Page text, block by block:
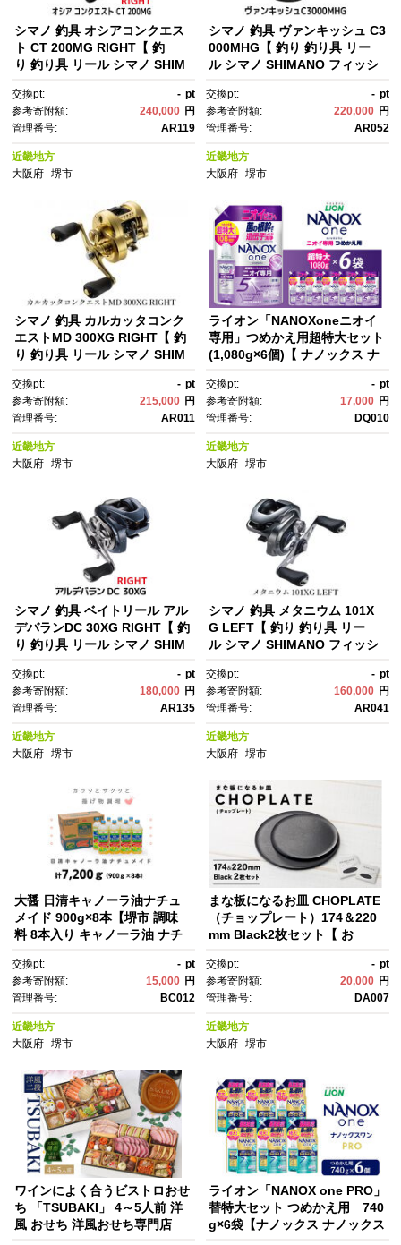
シマノ 釣具 オシアコンクエス
ト CT 200MG RIGHT【 釣
り 釣り具 リール シマノ SHIM
ア スポーツ 魚 人気 おすす
め 大阪府 堺市】
交換pt: - pt
参考寄附額:
240,000 円
管理番号:
AR119
近畿地方
大阪府
堺市
シマノ 釣具 ヴァンキッシュ C3
000MHG【 釣り 釣り具 リー
ル シマノ SHIMANO フィッシ
気 おすすめ 大阪府 堺市】
交換pt: - pt
参考寄附額:
220,000 円
管理番号:
AR052
近畿地方
大阪府 堺市
シマノ 釣具 カルカッタコンク
エストMD 300XG RIGHT【 釣
り 釣り具 リール シマノ SHIM
ア スポーツ 魚 人気 おすす
め 大阪府 堺市】
交換pt: - pt
参考寄附額:
215,000 円
管理番号:
AR011
近畿地方
大阪府
堺市
ライオン「NANOXoneニオイ
専用」つめかえ用超特大セット
(1,080g×6個)【 ナノックス ナ
め替え用 人気 おすすめ 日用
品 消耗品 大阪 堺市】
交換pt: - pt
参考寄附額:
17,000 円
管理番号:
DQ010
近畿地方
大阪府 堺市
シマノ 釣具 ベイトリール アル
デバランDC 30XG RIGHT【 釣
り 釣り具 リール シマノ SHIM
ア スポーツ 魚 人気 おすす
め 大阪府 堺市】
交換pt: - pt
参考寄附額:
180,000 円
管理番号:
AR135
近畿地方
大阪府
堺市
シマノ 釣具 メタニウム 101X
G LEFT【 釣り 釣り具 リー
ル シマノ SHIMANO フィッシ
気 おすすめ 大阪府 堺市】
交換pt: - pt
参考寄附額:
160,000 円
管理番号:
AR041
近畿地方
大阪府 堺市
大醤 日清キャノーラ油ナチュ
メイド 900g×8本【堺市 調味
料 8本入り キャノーラ油 ナチ
物 炒め物 洋食 和食 軽い風
味 人気 おすすめ オイル料理 調
理油 お取り寄せ 通販 送料無
料 ふるさと納税】
交換pt: - pt
参考寄附額:
15,000 円
管理番号:
BC012
近畿地方
大阪府
堺市
まな板になるお皿 CHOPLATE
（チョップレート）174＆220
mm Black2枚セット【 お
ト 耐久性 高品質 おしゃれ アウ
トドア ホームパーティ ブラッ
ク 人気 おすすめ 調理器具 食
器 大阪府 堺市】
交換pt: - pt
参考寄附額:
20,000 円
管理番号:
DA007
近畿地方
大阪府 堺市
ワインによく合うビストロおせ
ち 「TSUBAKI」 4～5人前 洋
風 おせち 洋風おせち専門店
ライオン「NANOX one PRO」
替特大セット つめかえ用 740
g×6袋【ナノックス ナノックス